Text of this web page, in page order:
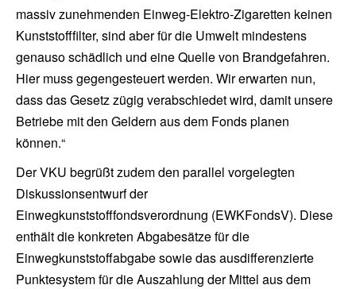
massiv zunehmenden Einweg-Elektro-Zigaretten keinen
Kunststofffilter, sind aber für die Umwelt mindestens
genauso schädlich und eine Quelle von Brandgefahren.
Hier muss gegengesteuert werden. Wir erwarten nun,
dass das Gesetz zügig verabschiedet wird, damit unsere
Betriebe mit den Geldern aus dem Fonds planen
können.“
Der VKU begrüßt zudem den parallel vorgelegten
Diskussionsentwurf der
Einwegkunststofffondsverordnung (EWKFondsV). Diese
enthält die konkreten Abgabesätze für die
Einwegkunststoffabgabe sowie das ausdifferenzierte
Punktesystem für die Auszahlung der Mittel aus dem